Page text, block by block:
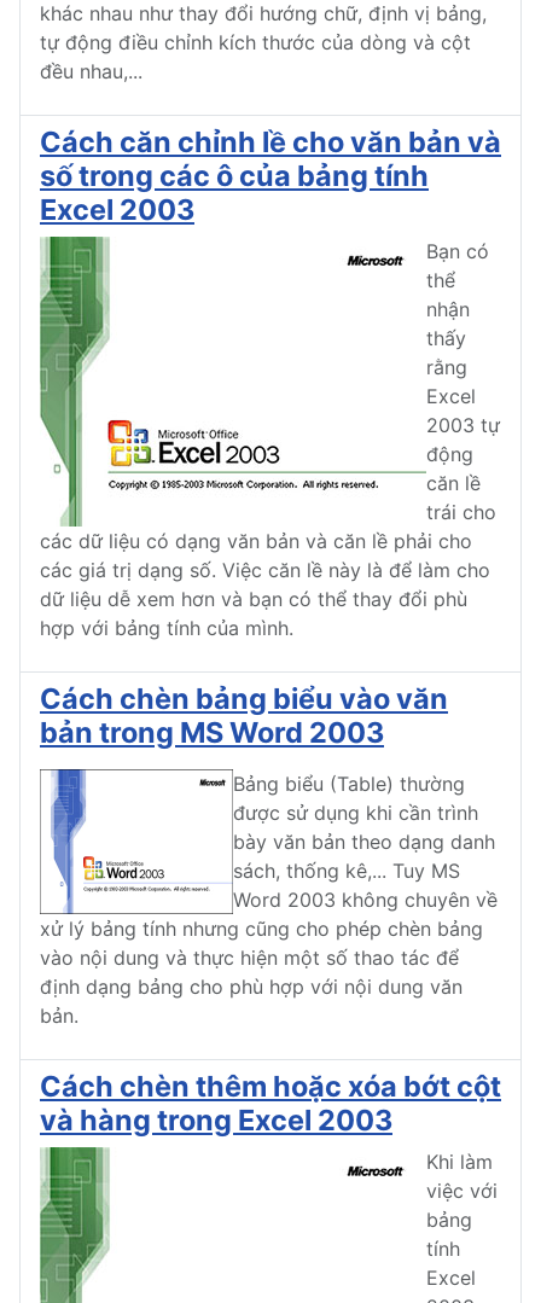
khác nhau như thay đổi hướng chữ, định vị bảng,
tự động điều chỉnh kích thước của dòng và cột
đều nhau,...
Cách căn chỉnh lề cho văn bản và
số trong các ô của bảng tính
Excel 2003
Bạn có
thể
nhận
thấy
rằng
Excel
2003 tự
động
căn lề
trái cho
các dữ liệu có dạng văn bản và căn lề phải cho
các giá trị dạng số. Việc căn lề này là để làm cho
dữ liệu dễ xem hơn và bạn có thể thay đổi phù
hợp với bảng tính của mình.
Cách chèn bảng biểu vào văn
bản trong MS Word 2003
Bảng biểu (Table) thường
được sử dụng khi cần trình
bày văn bản theo dạng danh
sách, thống kê,... Tuy MS
Word 2003 không chuyên về
xử lý bảng tính nhưng cũng cho phép chèn bảng
vào nội dung và thực hiện một số thao tác để
định dạng bảng cho phù hợp với nội dung văn
bản.
Cách chèn thêm hoặc xóa bớt cột
và hàng trong Excel 2003
Khi làm
việc với
bảng
tính
Excel